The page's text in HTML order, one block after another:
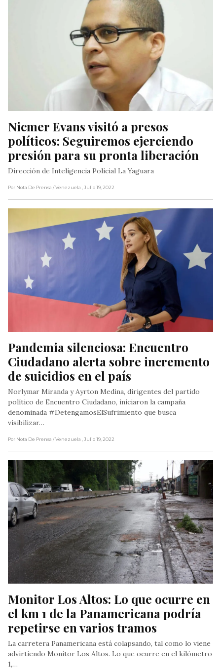
Nicmer Evans visitó a presos
políticos: Seguiremos ejerciendo
presión para su pronta liberación
Dirección de Inteligencia Policial La Yaguara
Por Nota De Prensa / Venezuela , Julio 19, 2022
Pandemia silenciosa: Encuentro
Ciudadano alerta sobre incremento
de suicidios en el país
Norlymar Miranda y Ayrton Medina, dirigentes del partido
político de Encuentro Ciudadano, iniciaron la campaña
denominada #DetengamosElSufrimiento que busca
visibilizar…
Por Nota De Prensa / Venezuela , Julio 19, 2022
Monitor Los Altos: Lo que ocurre en
el km 1 de la Panamericana podría
repetirse en varios tramos
La carretera Panamericana está colapsando, tal como lo viene
advirtiendo Monitor Los Altos. Lo que ocurre en el kilómetro
1,…